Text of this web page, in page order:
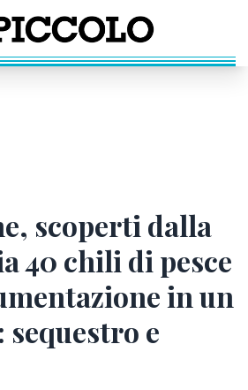
scoperti dalla
40 chili di pesce
in un
e